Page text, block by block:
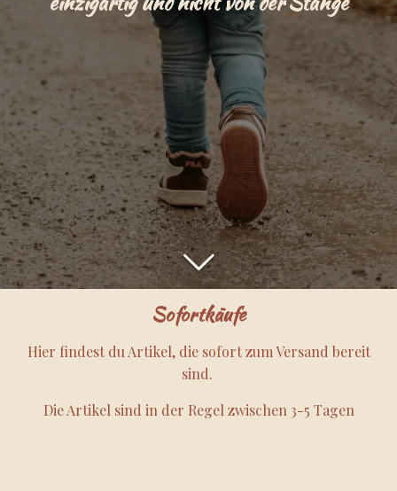
Sofortkäufe
Hier findest du Artikel, die sofort zum Versand bereit
sind.
Die Artikel sind in der Regel zwischen 3-5 Tagen